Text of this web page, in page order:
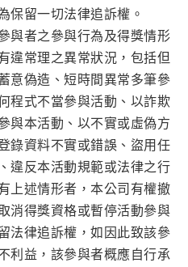
保留一切法律追訴權。
與者之參與行為及得獎情形
違常理之異常狀況，包括但
意偽造、短時間異常多筆參
程式不當參與活動、以詐欺
與本活動、以不實或虛偽方
錄資料不實或錯誤、盜用任
違反本活動規範或法律之行
上述情形者，本公司有權撤
消得獎資格或暫停活動參與
法律追訴權，如因此致該參
利益，該參與者概應自行承